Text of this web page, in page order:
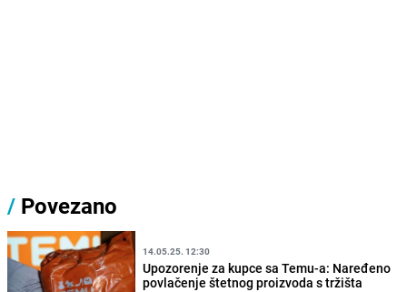
/ Povezano
14.05.25. 12:30
Upozorenje za kupce sa Temu-a: Naređeno
povlačenje štetnog proizvoda s tržišta